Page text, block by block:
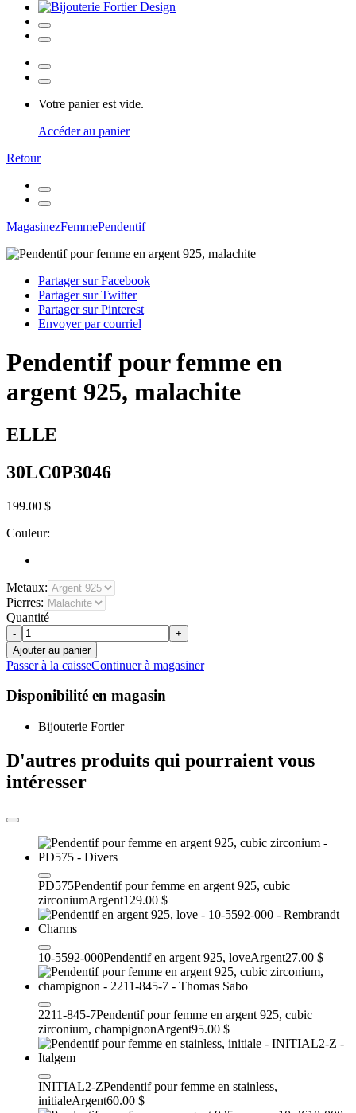
Votre panier est vide.
Accéder au panier
Retour
MagasinezFemmePendentif
Partager sur Facebook
Partager sur Twitter
Partager sur Pinterest
Envoyer par courriel
Pendentif pour femme en
argent 925, malachite
ELLE
30LC0P3046
199.00 $
Couleur:
Metaux:
Pierres:
Quantité
-
+
Ajouter au panier
Passer à la caisseContinuer à magasiner
Disponibilité en magasin
Bijouterie Fortier
D'autres produits qui pourraient vous
intéresser
PD575Pendentif pour femme en argent 925, cubic
zirconiumArgent129.00 $
10-5592-000Pendentif en argent 925, loveArgent27.00 $
2211-845-7Pendentif pour femme en argent 925, cubic
zirconium, champignonArgent95.00 $
INITIAL2-ZPendentif pour femme en stainless,
initialeArgent60.00 $